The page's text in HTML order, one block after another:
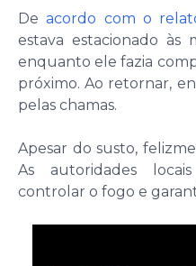
Deacordo com o
estava estacionado às
enquanto ele fazia
próximo. Ao retornar,
pelas chamas.
Apesar do susto,
As autoridades
controlar o fogo e